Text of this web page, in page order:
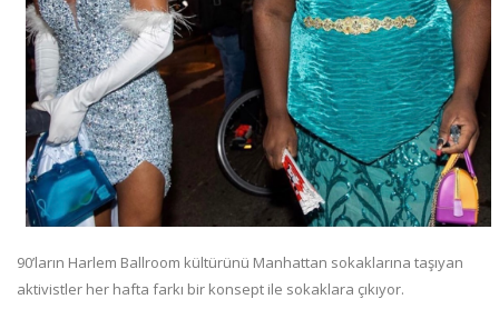
90’ların Harlem Ballroom kültürünü Manhattan sokaklarına taşıyan
aktivistler her hafta farkı bir konsept ile sokaklara çıkıyor.